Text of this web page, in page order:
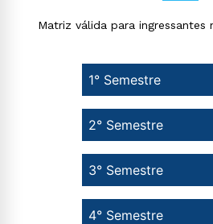
Matriz válida para ingressantes
1° Semestre
4° Semestre
3° Semestre
2° Semestre